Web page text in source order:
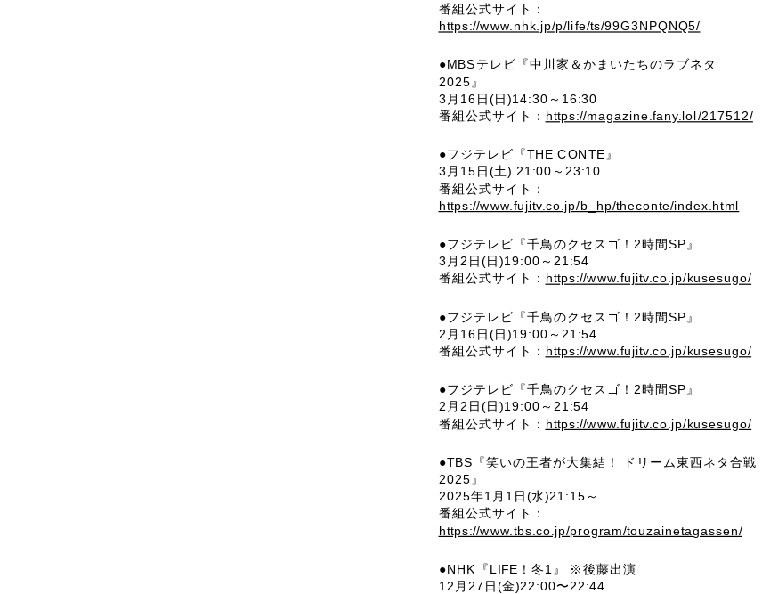
番組公式サイト：
https://www.nhk.jp/p/life/ts/99G3NPQNQ5/
●MBSテレビ『中川家＆かまいたちのラブネタ
2025』
3月16日(日)14:30～16:30
番組公式サイト： https://magazine.fany.lol/217512/
●フジテレビ『THE CONTE』
3月15日(土) 21:00～23:10
番組公式サイト：
https://www.fujitv.co.jp/b_hp/theconte/index.html
●フジテレビ『千鳥のクセスゴ！2時間SP』
3月2日(日)19:00～21:54
番組公式サイト： https://www.fujitv.co.jp/kusesugo/
●フジテレビ『千鳥のクセスゴ！2時間SP』
2月16日(日)19:00～21:54
番組公式サイト： https://www.fujitv.co.jp/kusesugo/
●フジテレビ『千鳥のクセスゴ！2時間SP』
2月2日(日)19:00～21:54
番組公式サイト： https://www.fujitv.co.jp/kusesugo/
●TBS『笑いの王者が大集結！ ドリーム東西ネタ合戦
2025』
2025年1月1日(水)21:15～
番組公式サイト：
https://www.tbs.co.jp/program/touzainetagassen/
●NHK『LIFE！冬1』 ※後藤出演
12月27日(金)22:00〜22:44